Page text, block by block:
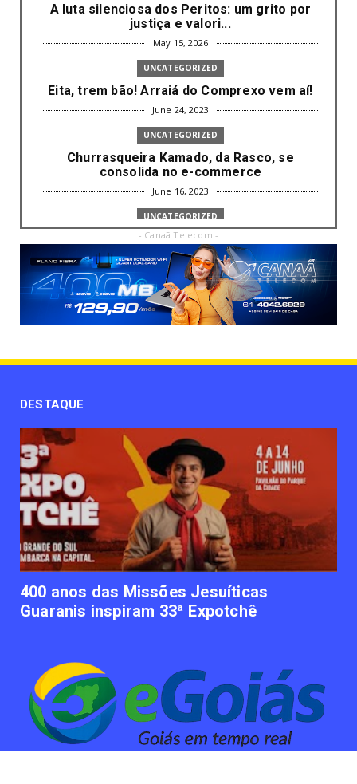
A luta silenciosa dos Peritos: um grito por
justiça e valori...
May 15, 2026
UNCATEGORIZED
Eita, trem bão! Arraiá do Comprexo vem aí!
June 24, 2023
UNCATEGORIZED
Churrasqueira Kamado, da Rasco, se
consolida no e-commerce
June 16, 2023
UNCATEGORIZED
Com mais da metade dos cargos de
liderança ocupados por mulh...
June 16, 2023
UNCATEGORIZED
Paisagismo valoriza imóvel e atrai clientes
UNCATEGORIZED
June 12, 2023
UNCATEGORIZED
Empresas apostam em iniciativas de
felicidade corporativa pa...
June 09, 2023
UNCATEGORIZED
Lawtech gaúcha ajuda advogados a
organizarem sua vida financ...
June 09, 2023
- Canaã Telecom -
DESTAQUE
400 anos das Missões Jesuíticas
Guaranis inspiram 33ª Expotchê